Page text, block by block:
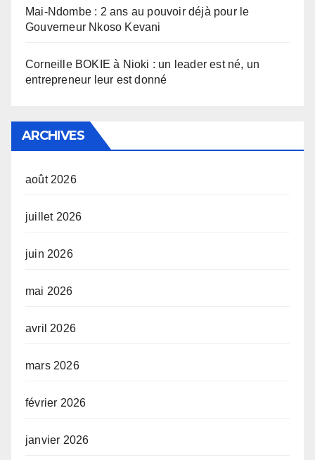
Mai-Ndombe : 2 ans au pouvoir déjà pour le
Gouverneur Nkoso Kevani
Corneille BOKIE à Nioki : un leader est né, un
entrepreneur leur est donné
ARCHIVES
août 2026
juillet 2026
juin 2026
mai 2026
avril 2026
mars 2026
février 2026
janvier 2026